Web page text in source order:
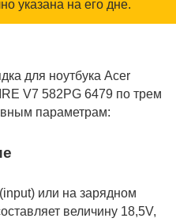
указана на его дне.
для ноутбука Acer
V7 582PG 6479 по трем
параметрам:
или на зарядном
величину 18,5V,